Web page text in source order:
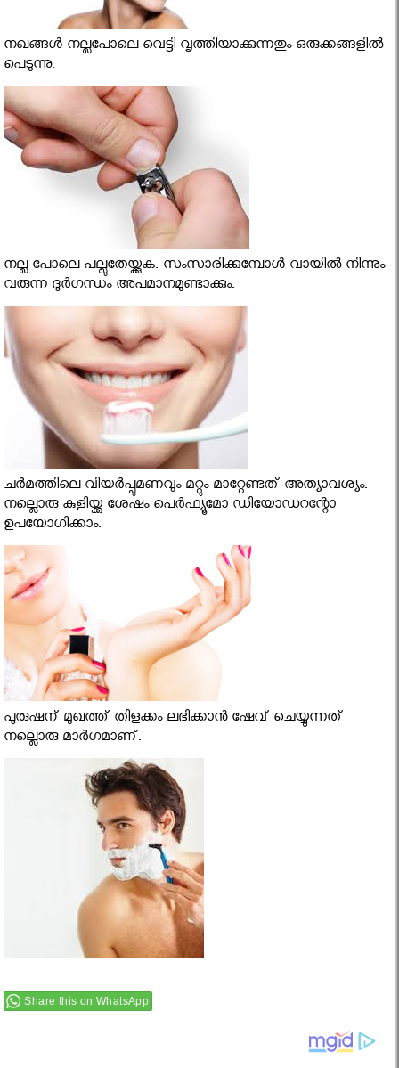
നഖങ്ങള്‍ നല്ലപോലെ വെട്ടി വൃത്തിയാക്കുന്നതും ഒരുക്കങ്ങളില്‍
പെടുന്നു.
നല്ല പോലെ പല്ലുതേയ്ക്കുക. സംസാരിക്കുമ്പോള്‍ വായില്‍ നിന്നും
വരുന്ന ദുര്‍ഗന്ധം അപമാനമുണ്ടാക്കും.
ചര്‍മത്തിലെ വിയര്‍പ്പുമണവും മറ്റും മാറ്റേണ്ടത് അത്യാവശ്യം.
നല്ലൊരു കുളിയ്ക്കു ശേഷം പെര്‍ഫ്യൂമോ ഡിയോഡറന്റോ
ഉപയോഗിക്കാം.
പുരുഷന് മുഖത്ത് തിളക്കം ലഭിക്കാന്‍ ഷേവ് ചെയ്യുന്നത്
നല്ലൊരു മാർഗമാണ്.
Share this on WhatsApp